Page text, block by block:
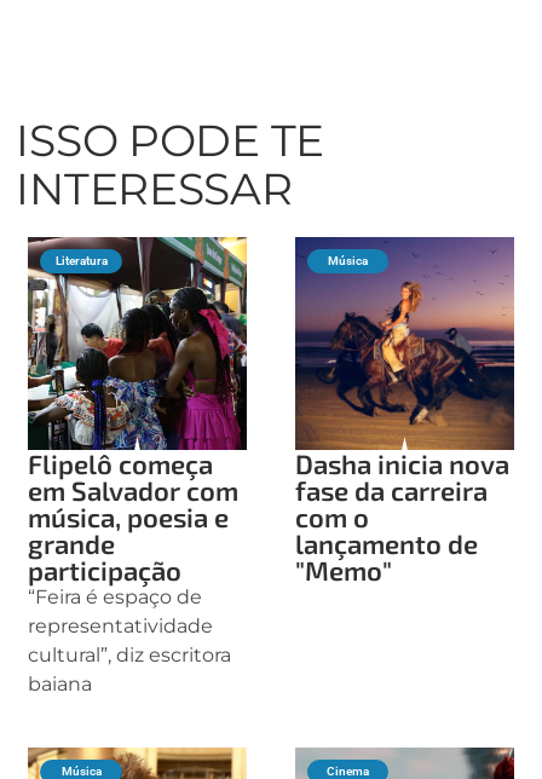
ISSO PODE TE
INTERESSAR
Literatura
Flipelô começa
em Salvador com
música, poesia e
grande
participação
“Feira é espaço de
representatividade
cultural”, diz escritora
baiana
Música
Dasha inicia nova
fase da carreira
com o
lançamento de
"Memo"
Música Cinema